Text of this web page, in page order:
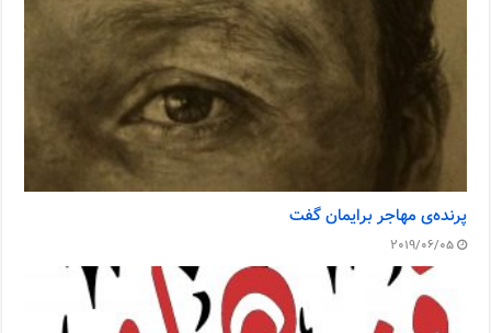
پرنده‌ی مهاجر برایمان گفت
2019/06/05